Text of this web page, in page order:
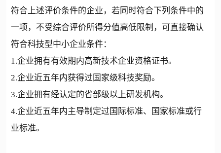
符合上述评价条件的企业，若同时符合下列条件中的
一项，不受综合评价所得分值高低限制，可直接确认
符合科技型中小企业条件：
1.企业拥有有效期内高新技术企业资格证书。
2.企业近五年内获得过国家级科技奖励。
3.企业拥有经认定的省部级以上研发机构。
4.企业近五年内主导制定过国际标准、国家标准或行
业标准。